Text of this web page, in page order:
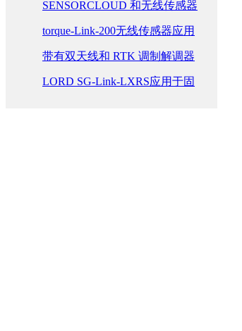
几小时MicroStrain SensorCloud
解决方案简介
SENSORCLOUD 和无线传感器
数据收集网络加速无人旋翼飞
行器飞行测试
torque-Link-200无线传感器应用
于SAE 方程式赛车中惯性和转
矩测量
带有双天线和 RTK 调制解调器
的3DMGQ7用于航海案例研究
LORD SG-Link-LXRS应用于固